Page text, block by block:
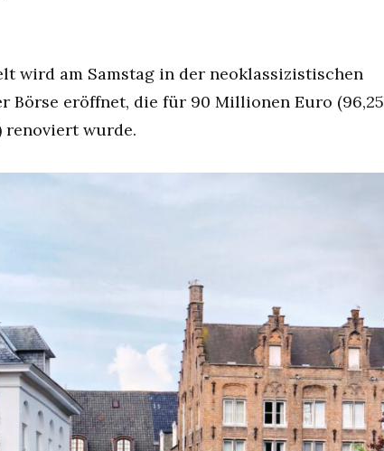
wird am Samstag in der neoklassizistischen
Börse eröffnet, die für 90 Millionen Euro (96,25
wurde.